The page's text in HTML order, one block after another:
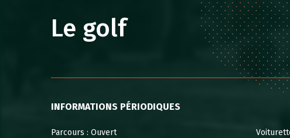
SERVICES IMAGES
Le golf
INFORMATIONS PÉRIODIQUES
Parcours : Ouvert